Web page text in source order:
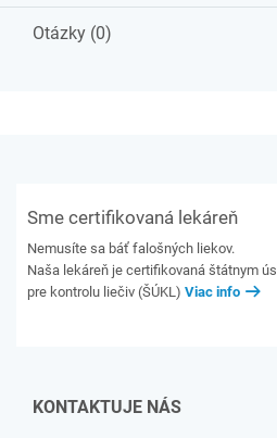
Otázky (0)
Sme certifikovaná lekáreň
Nemusíte sa báť falošných liekov.
Naša lekáreň je certifikovaná štátnym
pre kontrolu liečiv (ŠÚKL) Viac info
KONTAKTUJE NÁS